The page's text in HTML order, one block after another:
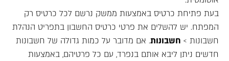
בעת פתיחת כרטיס באמצעות ממשק נרשם לכל כרטיס רק
המפתח. יש להשלים את פרטי כרטיס החשבון בתפריט הנהלת
חשבונות > חשבונות. אם מדובר על כמות גדולה של חשבונות
חדשים ניתן ליבא אותם בנפרד, עם כל פרטיהם, באמצעות